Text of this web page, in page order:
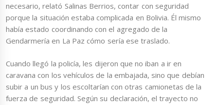
necesario, relató Salinas Berrios, contar con seguridad
porque la situación estaba complicada en Bolivia. Él mismo
había estado coordinando con el agregado de la
Gendarmería en La Paz cómo sería ese traslado.
Cuando llegó la policía, les dijeron que no iban a ir en
caravana con los vehículos de la embajada, sino que debían
subir a un bus y los escoltarían con otras camionetas de la
fuerza de seguridad. Según su declaración, el trayecto no